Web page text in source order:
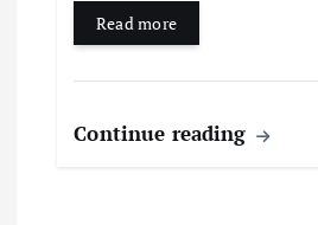
Read more
Continue reading